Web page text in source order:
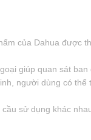
của Dahua được
giúp quan sát
người dùng có
sử dụng khác